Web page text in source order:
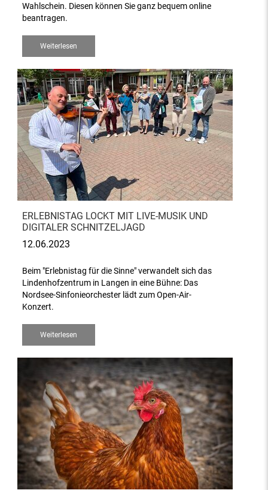
Wahlschein. Diesen können Sie ganz bequem online
beantragen.
Weiterlesen
ERLEBNISTAG LOCKT MIT LIVE-MUSIK UND
DIGITALER SCHNITZELJAGD
12.06.2023
Beim "Erlebnistag für die Sinne" verwandelt sich das
Lindenhofzentrum in Langen in eine Bühne: Das
Nordsee-Sinfonieorchester lädt zum Open-Air-
Konzert.
Weiterlesen